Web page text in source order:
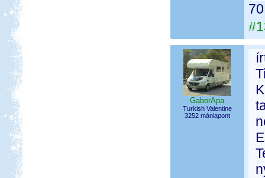
GaborApa
Turkish Valentine
3252 mániapont